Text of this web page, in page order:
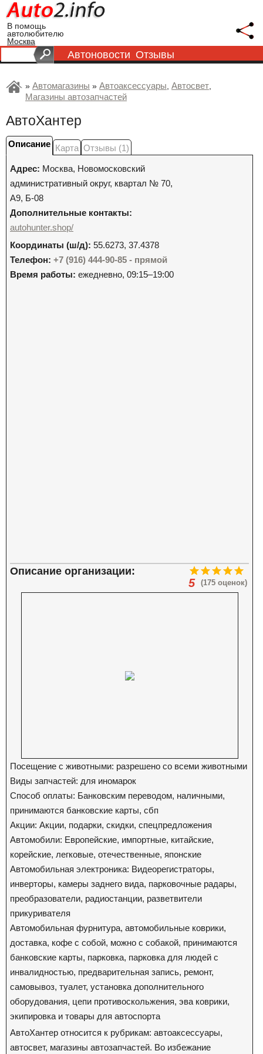
В помощь
автолюбителю
Москва
Автоновости Отзывы
» Автомагазины » Автоаксессуары, Автосвет,
Магазины автозапчастей
АвтоХантер
Описание Карта Отзывы (1)
Адрес: Москва, Новомосковский
административный округ, квартал № 70,
А9, Б-08
Дополнительные контакты:
autohunter.shop/
Координаты (ш/д): 55.6273, 37.4378
Телефон: +7 (916) 444-90-85 - прямой
Время работы: ежедневно, 09:15–19:00
(175 оценок)
5
Описание организации:
Посещение с животными: разрешено со всеми животными
Виды запчастей: для иномарок
Способ оплаты: Банковским переводом, наличными,
принимаются банковские карты, сбп
Акции: Акции, подарки, скидки, спецпредложения
Автомобили: Европейские, импортные, китайские,
корейские, легковые, отечественные, японские
Автомобильная электроника: Видеорегистраторы,
инверторы, камеры заднего вида, парковочные радары,
преобразователи, радиостанции, разветвители
прикуривателя
Автомобильная фурнитура, автомобильные коврики,
доставка, кофе с собой, можно с собакой, принимаются
банковские карты, парковка, парковка для людей с
инвалидностью, предварительная запись, ремонт,
самовывоз, туалет, установка дополнительного
оборудования, цепи противоскольжения, эва коврики,
экипировка и товары для автоспорта
АвтоХантер относится к рубрикам: автоаксессуары,
автосвет, магазины автозапчастей. Во избежание